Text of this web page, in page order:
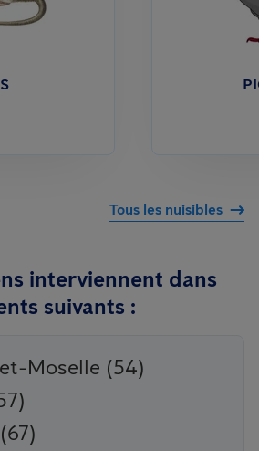
Tous les nuisibles
interviennent dans
suivants :
Moselle (54)